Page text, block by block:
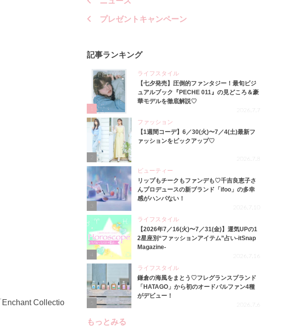
Enchant Collectio
プレゼントキャンペーン
記事ランキング
ライフスタイル
【七夕発売】圧倒的ファンタジー！最旬ビジ
ュアルブック『PECHE 011』の見どころ＆豪
華モデルを徹底解説♡
2026.7.7
ファッション
【1週間コーデ】6／30(火)〜7／4(土)最新フ
ァッションをピックアップ♡
2026.7.8
3
ビューティー
リップもチークもファンデも♡千吉良恵子さ
んプロデュースの新ブランド「ifoo」の多幸
感がハンパない！
2026.7.10
4
ライフスタイル
【2026年7／16(火)〜7／31(金)】運気UPの1
2星座別“ファッションアイテム”占い-itSnap
Magazine-
2026.7.16
ライフスタイル
鎌倉の海風をまとう♡フレグランスブランド
「HATAGO」から初のオードパルファン4種
がデビュー！
2026.7.6
もっとみる